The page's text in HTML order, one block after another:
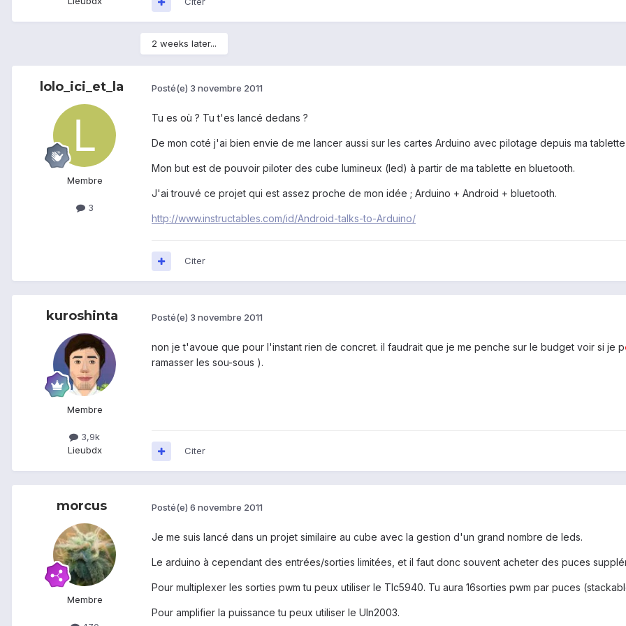
2 weeks later...
lolo_ici_et_la
Membre
3
Posté(e) 3 novembre 2011
Tu es où ? Tu t'es lancé dedans ?
De mon coté j'ai bien envie de me lancer aussi sur les cartes Arduino avec pilotage depuis ma
Mon but est de pouvoir piloter des cube lumineux (led) à partir de ma tablette en bluetooth.
J'ai trouvé ce projet qui est assez proche de mon idée ; Arduino + Android + bluetooth.
http://www.instructables.com/id/Android-talks-to-Arduino/
Citer
kuroshinta
Membre
3,9k
Lieubdx
Posté(e) 3 novembre 2011
non je t'avoue que pour l'instant rien de concret. il faudrait que je me penche sur le budget voir si je p
ramasser les sou-sous ).
Citer
morcus
Membre
Posté(e) 6 novembre 2011
Je me suis lancé dans un projet similaire au cube avec la gestion d'un grand nombre de leds.
Le arduino à cependant des entrées/sorties limitées, et il faut donc souvent acheter des puces
Pour multiplexer les sorties pwm tu peux utiliser le Tlc5940. Tu aura 16sorties pwm par puces
Pour amplifier la puissance tu peux utiliser le Uln2003.